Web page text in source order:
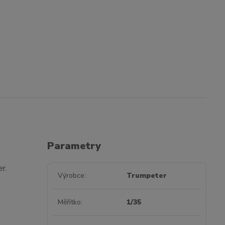
Parametry
Výrobce Trumpeter
Měřítko 1/35